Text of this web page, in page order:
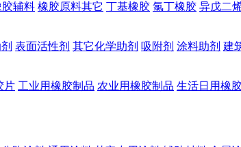
胶辅料 橡胶原料其它 丁基橡胶 氯丁橡胶 异戊二
表面活性剂 其它化学助剂 吸附剂 涂料助剂 建
片 工业用橡胶制品 农业用橡胶制品 生活日用橡